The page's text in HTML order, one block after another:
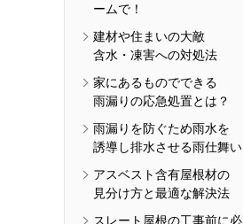
ームで！
建材や住まいの大敵
含水・凍害への対処法
家にあるものでできる
雨漏りの応急処置とは？
雨漏りを防ぐため雨水を
誘導し排水させる雨仕舞い
アスベスト含有屋根材の
見分け方と最適な解決法
スレート屋根の工事前に必